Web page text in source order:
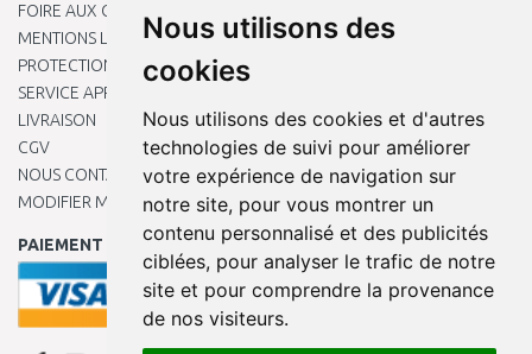
Nous utilisons des
cookies
Nous utilisons des cookies et d'autres
technologies de suivi pour améliorer
votre expérience de navigation sur
notre site, pour vous montrer un
contenu personnalisé et des publicités
ciblées, pour analyser le trafic de notre
site et pour comprendre la provenance
de nos visiteurs.
FOIRE AUX QUESTIONS
MENTIONS LÉGALES
PROTECTION DES DONNÉES PERSONNELLES
SERVICE APRÈS-VENTE
LIVRAISON
CGV
NOUS CONTACTER
MODIFIER MES PRÉFÉRENCES DE COOKIES
PAIEMENT EN LIGNE